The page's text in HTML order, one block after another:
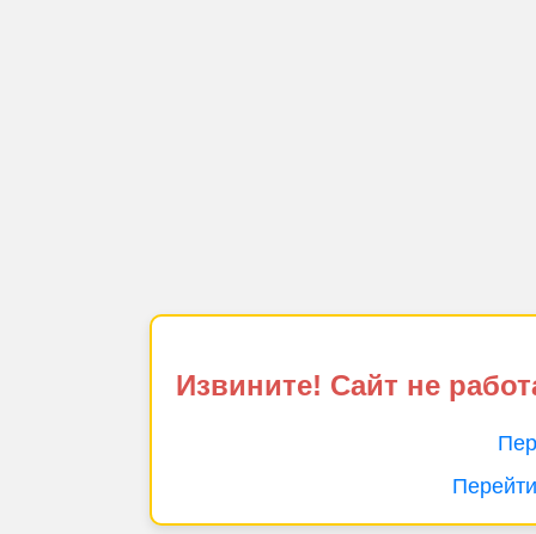
Извините! Сайт не